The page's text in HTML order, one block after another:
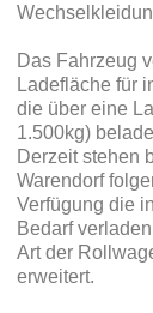
Das Fahrzeug
Ladefläche für
die über eine
1.500kg)
Derzeit stehen
Warendorf
Verfügung die
Bedarf
Art der
erweitert.